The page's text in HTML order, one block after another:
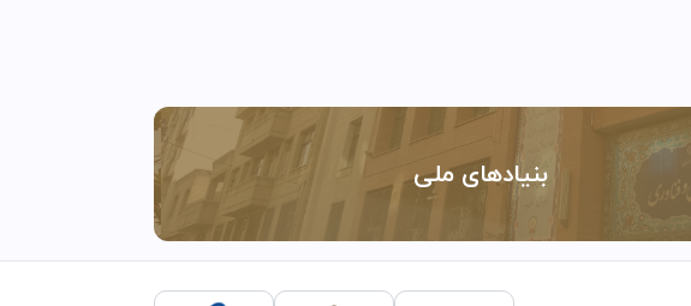
بنیادهای ملی